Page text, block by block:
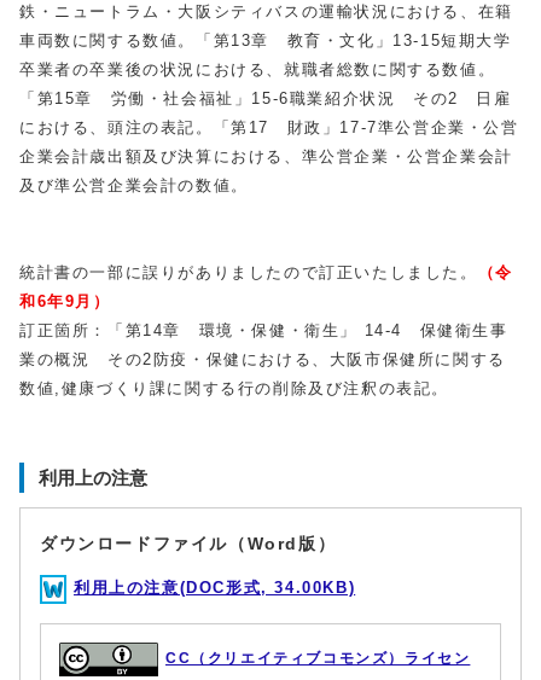
鉄・ニュートラム・大阪シティバスの運輸状況における、在籍
車両数に関する数値。「第13章 教育・文化」13-15短期大学
卒業者の卒業後の状況における、就職者総数に関する数値。
「第15章 労働・社会福祉」15-6職業紹介状況 その2 日雇
における、頭注の表記。「第17 財政」17-7準公営企業・公営
企業会計歳出額及び決算における、準公営企業・公営企業会計
及び準公営企業会計の数値。
統計書の一部に誤りがありましたので訂正いたしました。
（令
和6年9月）
訂正箇所：「第14章 環境・保健・衛生」 14-4 保健衛生事
業の概況 その2防疫・保健における、大阪市保健所に関する
数値,健康づくり課に関する行の削除及び注釈の表記。
利用上の注意
ダウンロードファイル（Word版）
利用上の注意(DOC形式, 34.00KB)
CC（クリエイティブコモンズ）ライセン